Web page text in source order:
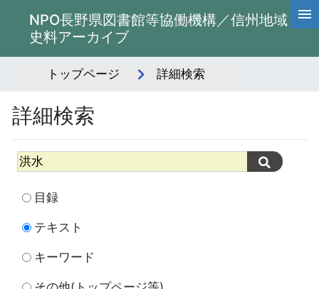
NPO長野県図書館等協働機構／信州地域
史料アーカイブ
トップページ 詳細検索
詳細検索
目録
テキスト
キーワード